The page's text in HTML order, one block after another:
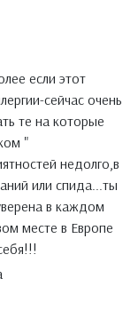
если этот
сейчас очень
те на которые
"
недолго,в
или спида...ты
в каждом
месте в Европе